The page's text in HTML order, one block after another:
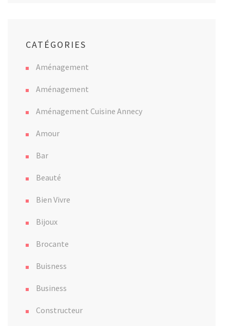
CATÉGORIES
Aménagement
Aménagement
Aménagement Cuisine Annecy
Amour
Bar
Beauté
Bien Vivre
Bijoux
Brocante
Buisness
Business
Constructeur